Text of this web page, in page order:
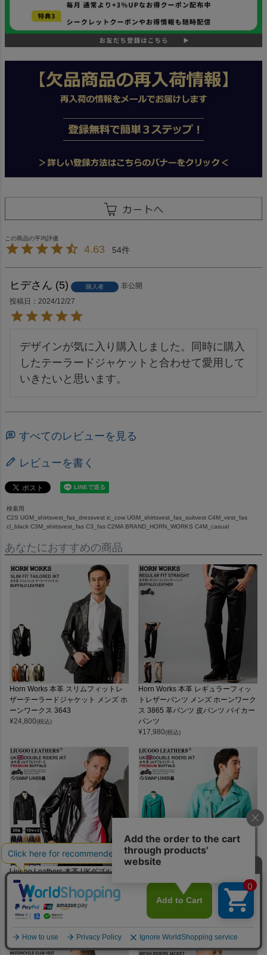
4.63 54
ヒデ 5 購入者
非公開
投稿日
2024/12/27
デザインが気に入り購入しました。同時に購入
したテーラードジャケットと合わせて愛用して
いきたいと思います。
すべてのレビューを見る
レビューを書く
検索用
C2S UGM_shirtsvest_fas_dressvest ic_cow UGM_shirtsvest_fas_suitvest C4M_vest_fas
cl_black C3M_shirtsvest_fas C3_fas C2MA BRAND_HORN_WORKS C4M_casual
あなたにおすすめの商品
Horn Works 本革 スリムフィットレ
ザーテーラードジャケット メンズ ホ
ーンワークス 3643
¥24,800(税込)
Horn Works 本革 レギュラーフィッ
トレザーパンツ メンズ ホーンワーク
ス 3865 革パンツ 皮パンツ バイカー
パンツ
¥17,980(税込)
Liugoo Leathers 本革 UKダブルライ
ダースジャケット 着脱ライナー付 メ
ンズ リューグーレザーズ DRY02A レ
ザージャケット 革ジャン 着脱ライナ
ー
ダースジャケット 着脱ライナー付 メ
ンズ リューグーレザーズ DRY02A レ
ザージャケット 革ジャン 着脱ライナ